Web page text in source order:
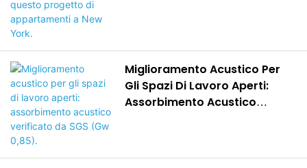
Miglioramento Acustico Per
Gli Spazi Di Lavoro Aperti:
Assorbimento Acustico